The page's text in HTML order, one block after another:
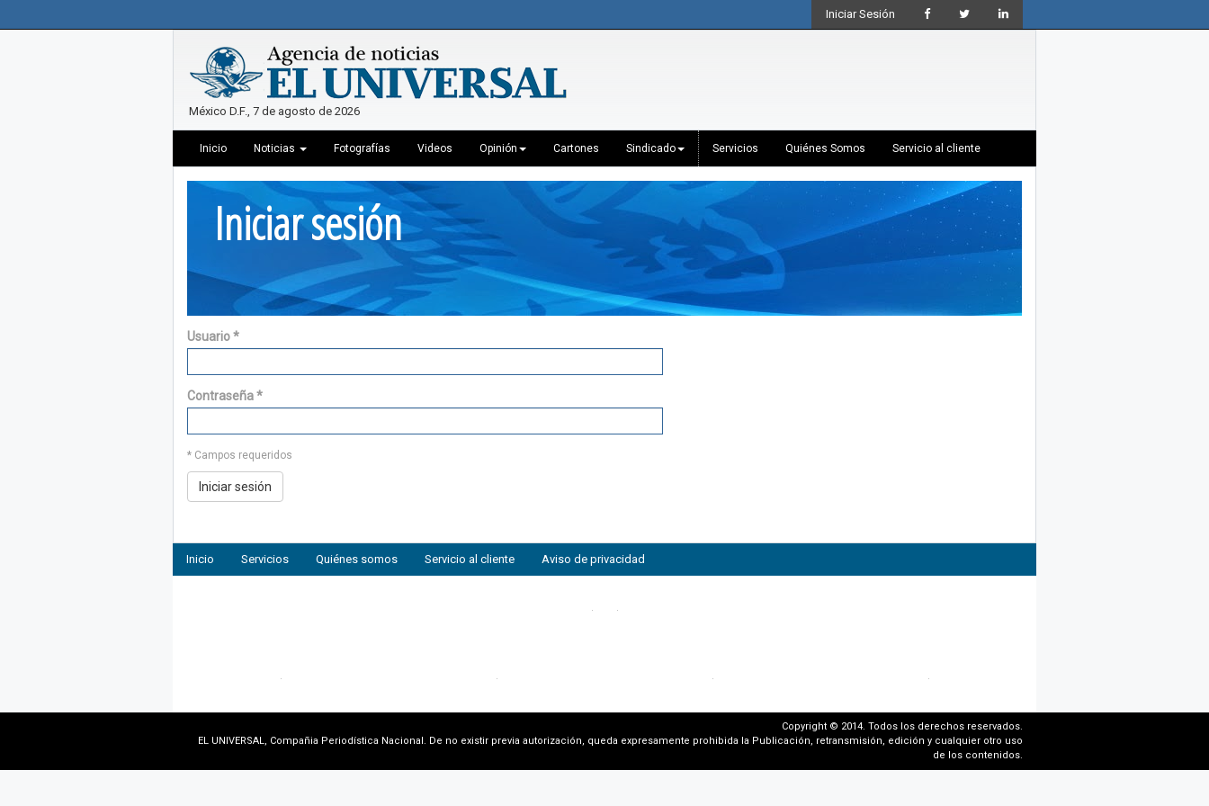
Iniciar Sesión
México D.F., 7 de agosto de 2026
Inicio Noticias Fotografías Videos Opinión Cartones Sindicado Servicios Quiénes Somos Servicio al cliente
Iniciar sesión
Usuario*
Contraseña*
* Campos requeridos
Inicio Servicios Quiénes somos Servicio al cliente Aviso de privacidad
Copyright © 2014. Todos los derechos reservados.
EL UNIVERSAL, Compañia Periodística Nacional. De no existir previa autorización, queda expresamente prohibida la Publicación, retransmisión, edición y cualquier otro uso
de los contenidos.